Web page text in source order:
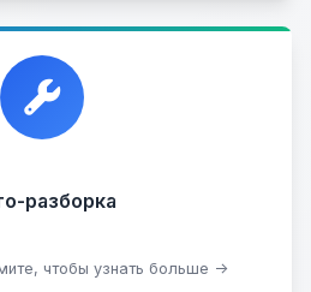
разборка
чтобы узнать больше →
для разборки на запчасти в
состоянии.
на разборку